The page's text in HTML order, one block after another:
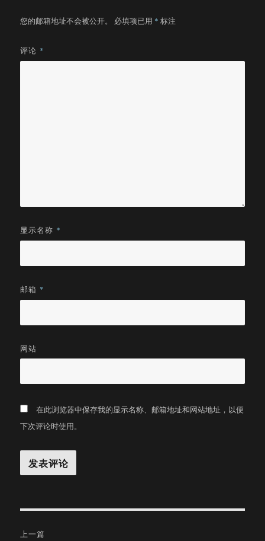
您的邮箱地址不会被公开。 必填项已用 * 标注
评论 *
显示名称 *
邮箱 *
网站
在此浏览器中保存我的显示名称、邮箱地址和网站地址，以便
下次评论时使用。
上一篇